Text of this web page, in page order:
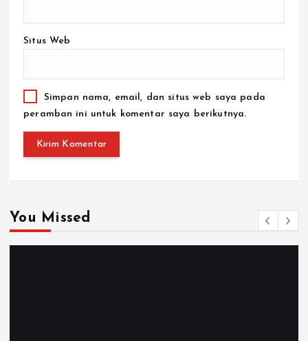
Situs Web
Simpan nama, email, dan situs web saya pada
peramban ini untuk komentar saya berikutnya.
You Missed